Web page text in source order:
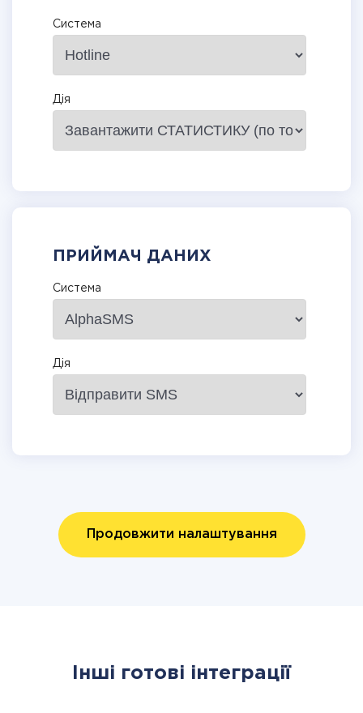
Система
Дія
ПРИЙМАЧ ДАНИХ
Система
Дія
Продовжити налаштування
Інші готові інтеграції